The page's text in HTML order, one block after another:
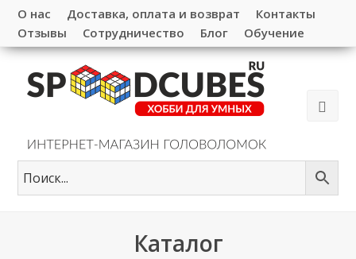
О нас Доставка, оплата и возврат
Контакты
Отзывы
Сотрудничество Блог Обучение
Каталог